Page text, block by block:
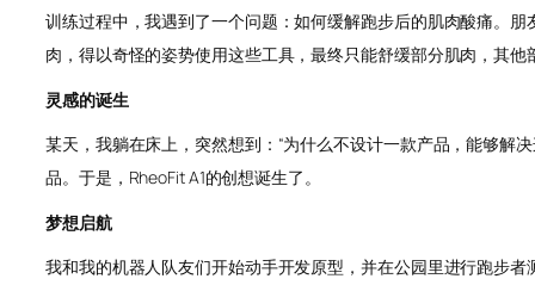
训练过程中，我遇到了一个问题：如何缓解跑步后的肌肉酸痛。
肉，得以奇怪的姿势使用这些工具，最终只能舒缓部分肌肉，其
灵感的诞生
某天，我躺在床上，突然想到：“为什么不设计一款产品，能够解
品。于是，RheoFit A1的创想诞生了。
梦想启航
我和我的机器人队友们开始动手开发原型，并在公园里进行跑步